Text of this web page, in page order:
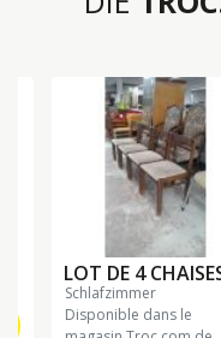
LOT DE 4
schlafzimmer
Disponible dans le